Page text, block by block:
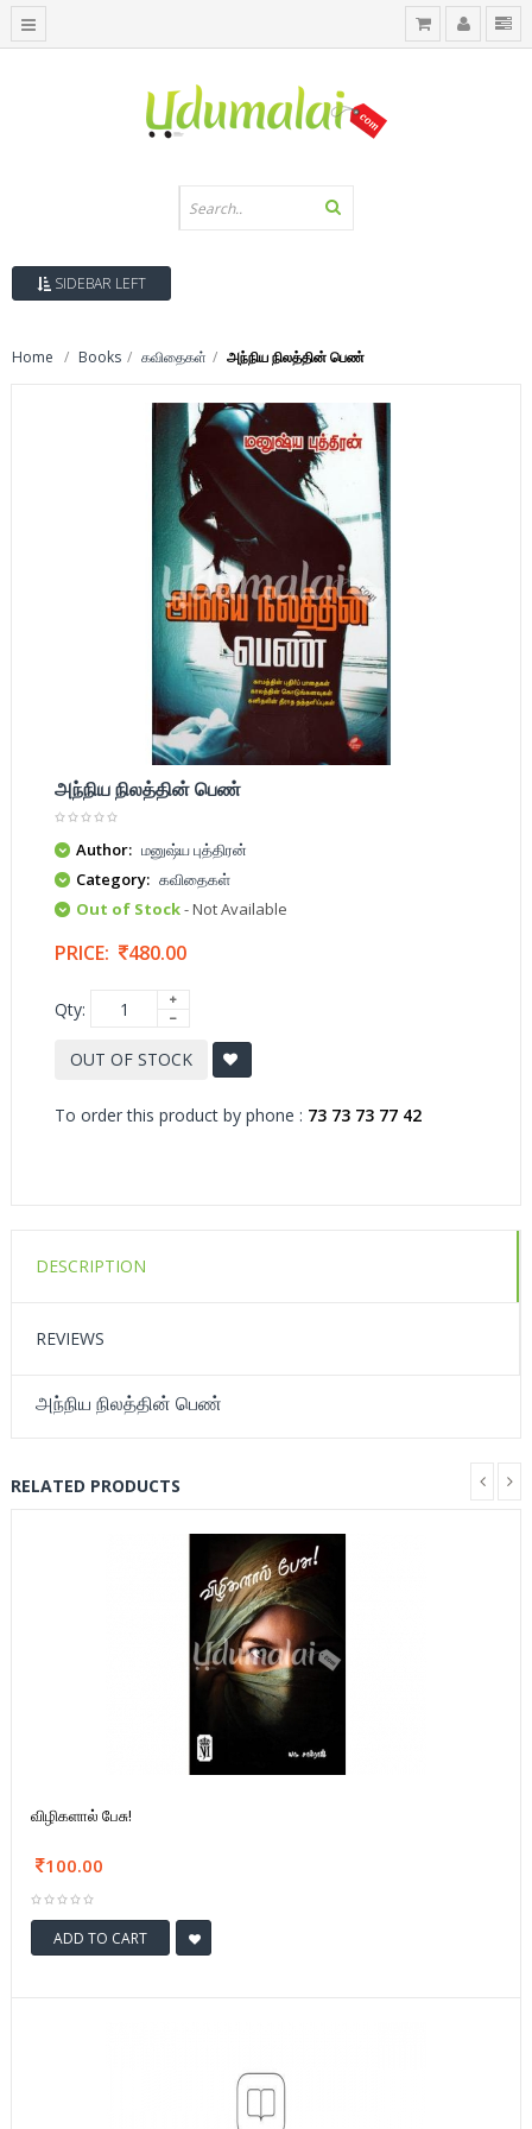
SIDEBAR LEFT
Home Books கவிதைகள் அந்நிய நிலத்தின் பெண்
அந்நிய நிலத்தின் பெண்
Author: மனுஷ்ய புத்திரன்
Category: கவிதைகள்
Out of Stock- Not Available
PRICE: 480.00
Qty:
OUT OF STOCK
To order this product by phone : 73 73 73 77 42
DESCRIPTION
REVIEWS
அந்நிய நிலத்தின் பெண்
RELATED PRODUCTS
விழிகளால் பேசு!
100.00
ADD TO CART